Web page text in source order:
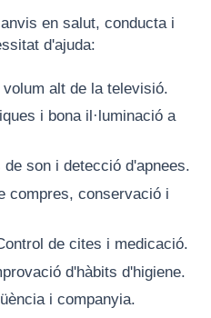
en salut, conducta i
d'ajuda:
alt de la televisió.
i bona il·luminació a
son i detecció d'apnees.
compres, conservació i
de cites i medicació.
d'hàbits d'higiene.
i companyia.